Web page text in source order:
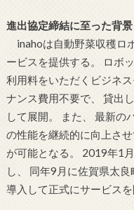
進出協定締結に至った背景
inahoは自動野菜収穫ロ
ービスを提供する。 ロボ
利用料をいただくビジネ
ナンス費用不要で、 貸出
して展開。 また、 最新の
の性能を継続的に向上さ
が可能となる。 2019年1
し、 同年9月に佐賀県太
導入して正式にサービスを